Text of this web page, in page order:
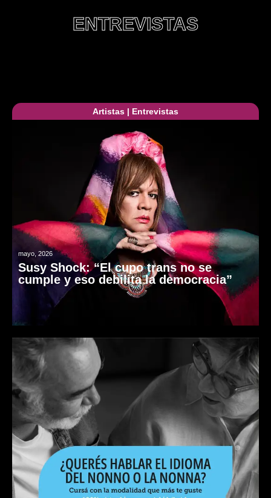
ENTREVISTAS
Artistas | Entrevistas
mayo, 2026
Susy Shock: “El cupo trans no se
cumple y eso debilita la democracia”